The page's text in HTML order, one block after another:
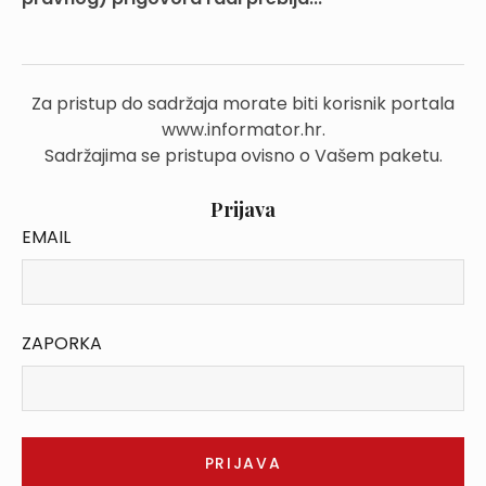
Za pristup do sadržaja morate biti korisnik portala
www.informator.hr.
Sadržajima se pristupa ovisno o Vašem paketu.
Prijava
EMAIL
ZAPORKA